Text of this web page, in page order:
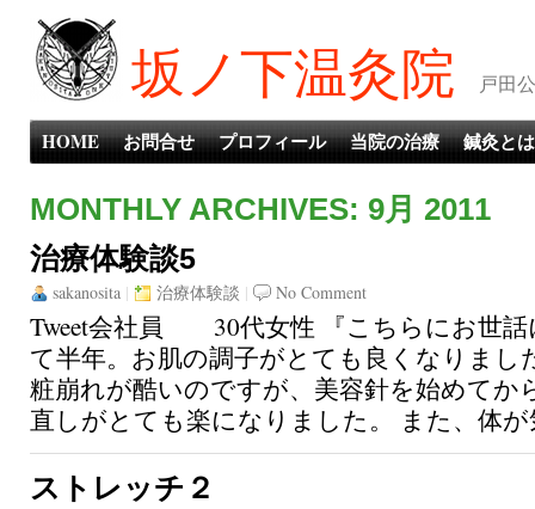
坂ノ下温灸院 戸田
HOME お問合せ プロフィール 当院の治療 鍼灸とは
MONTHLY ARCHIVES: 9月 2011
治療体験談5
sakanosita | 治療体験談 | No Comment
Tweet会社員 30代女性 『こちらにお世話
て半年。お肌の調子がとても良くなりまし
粧崩れが酷いのですが、美容針を始めてか
直しがとても楽になりました。 また、体
ストレッチ２